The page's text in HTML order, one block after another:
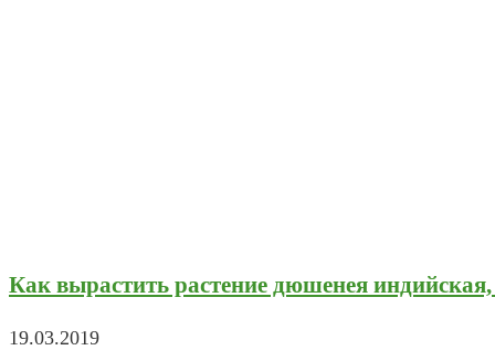
Как вырастить растение дюшенея
19.03.2019